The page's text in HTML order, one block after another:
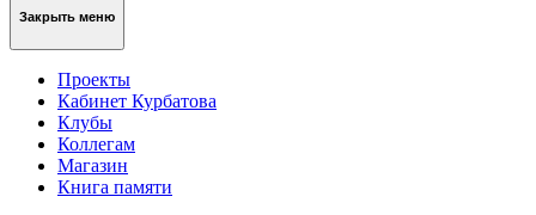
Закрыть меню
Проекты
Кабинет Курбатова
Клубы
Коллегам
Магазин
Книга памяти